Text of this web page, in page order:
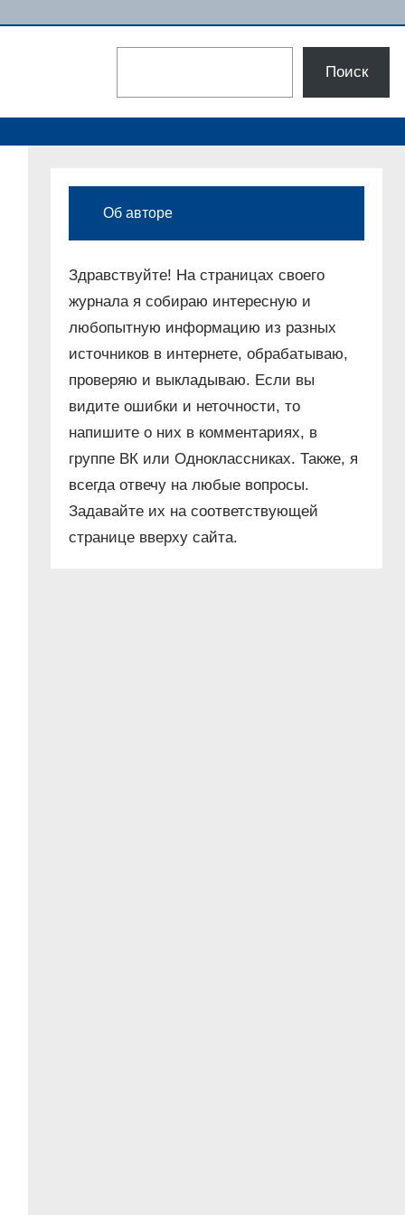
Поиск
Об авторе
Здравствуйте! На страницах своего
журнала я собираю интересную и
любопытную информацию из разных
источников в интернете, обрабатываю,
проверяю и выкладываю. Если вы
видите ошибки и неточности, то
напишите о них в комментариях, в
группе ВК или Одноклассниках. Также, я
всегда отвечу на любые вопросы.
Задавайте их на соответствующей
странице вверху сайта.